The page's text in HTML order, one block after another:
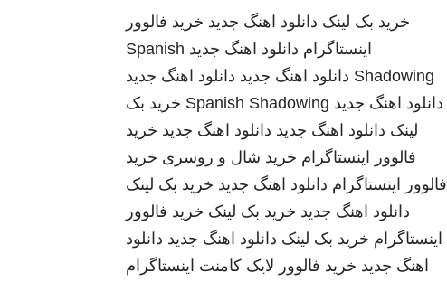
خرید بک لینک دانلود اهنگ جدید خرید فالوور
اینستاگرام دانلود اهنگ جدید Spanish
Shadowing دانلود اهنگ جدید دانلود اهنگ جدید
دانلود اهنگ جدید Spanish Shadowing خرید بک
لینک دانلود اهنگ جدید دانلود اهنگ جدید خرید
فالوور اینستاگرام خرید شال و روسری خرید
فالوور اینستاگرام دانلود اهنگ جدید خرید بک لینک
دانلود اهنگ جدید خرید بک لینک خرید فالوور
اینستاگرام خرید بک لینک دانلود اهنگ جدید دانلود
اهنگ جدید خرید فالوور لایک کامنت اینستاگرام